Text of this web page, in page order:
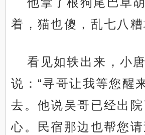
着，猫也傻，乱七八糟
看见如轶出来，小
说：“寻哥让我等您醒
去。他说吴哥已经出
心。民宿那边也帮您